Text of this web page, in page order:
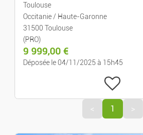
Décoration
Electroménager
Brico/jardin
Toulouse
Occitanie / Haute-Garonne
31500 Toulouse
(PRO)
9 999,00 €
Déposée le 04/11/2025 à 15h45
< 1 >